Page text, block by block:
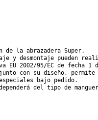
de la abrazadera Super.
y desmontaje pueden
EU 2002/95/EC de fecha
con su diseño, permite
bajo pedido.
del tipo de